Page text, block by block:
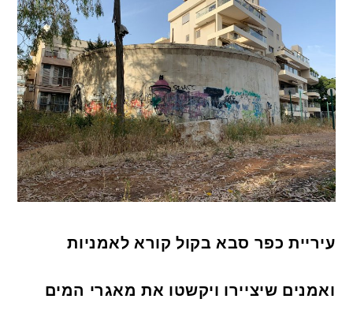
עיריית כפר סבא בקול קורא לאמניות
ואמנים שיציירו ויקשטו את מאגרי המים